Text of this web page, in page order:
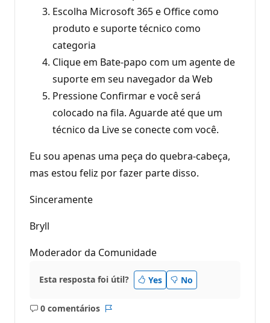
Escolha Microsoft 365 e Office como
produto e suporte técnico como
categoria
Clique em Bate-papo com um agente de
suporte em seu navegador da Web
Pressione Confirmar e você será
colocado na fila. Aguarde até que um
técnico da Live se conecte com você.
Eu sou apenas uma peça do quebra-cabeça,
mas estou feliz por fazer parte disso.
Sinceramente
Bryll
Moderador da Comunidade
Esta resposta foi útil? Yes No
0 comentários
Sem